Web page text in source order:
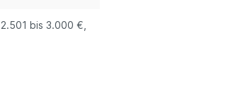
, 2.501 bis 3.000 €